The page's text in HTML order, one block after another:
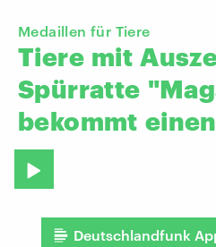
Medaillen für Tiere
Tiere mit
Spürratte
bekommt einen
Deutschlandfunk